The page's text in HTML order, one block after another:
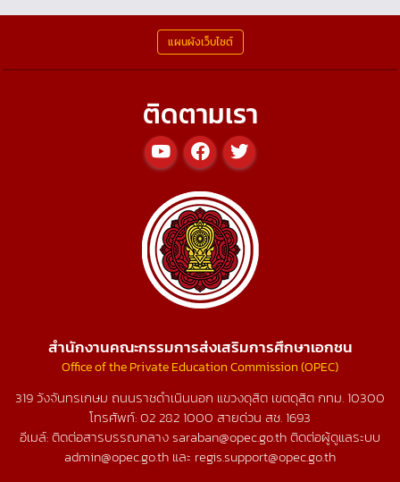
แผนผังเว็บไซต์
ติดตามเรา
สำนักงานคณะกรรมการส่งเสริมการศึกษาเอกชน
Office of the Private Education Commission (OPEC)
319 วังจันทรเกษม ถนนราชดำเนินนอก แขวงดุสิต เขตดุสิต กทม. 10300
โทรศัพท์:02 282 1000 สายด่วน สช.1693
อีเมล์: ติดต่อสารบรรณกลาง saraban@opec.go.th ติดต่อผู้ดูแลระบบ
admin@opec.go.th และ regis.support@opec.go.th